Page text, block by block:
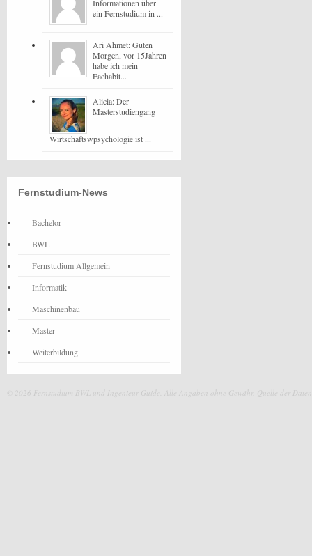
Informationen über
ein Fernstudium in ...
Ari Ahmet: Guten
Morgen, vor 15Jahren
habe ich mein
Fachabit...
Alicia: Der
Masterstudiengang
Wirtschaftswpsychologie ist ...
Fernstudium-News
Bachelor
BWL
Fernstudium Allgemein
Informatik
Maschinenbau
Master
Weiterbildung
© 2026 Fernstudium BWL und Ingenieur Guide. Alle Angaben ohne Gewähr. Quelle der